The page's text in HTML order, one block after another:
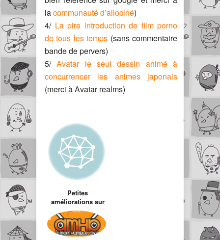
lacommunauté d’allociné)
4/ La pire introduction de film porno
de tous les temps (sans commentaire
bande de pervers)
5/Avatar le seul dessin animé à
concurrencer les animes japonais
(merci à Avatar realms)
Petites
améliorations sur
le site